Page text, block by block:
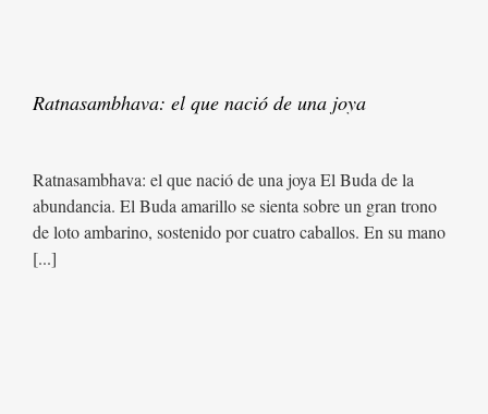
Ratnasambhava: el que nació de una joya
Ratnasambhava: el que nació de una joya El Buda de la
abundancia. El Buda amarillo se sienta sobre un gran trono
de loto ambarino, sostenido por cuatro caballos. En su mano
[...]